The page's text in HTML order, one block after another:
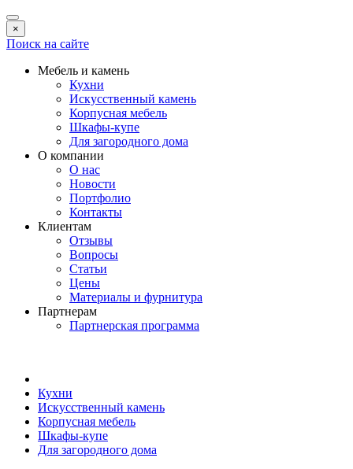
×
Поиск на сайте
Мебель и камень
Кухни
Искусственный камень
Корпусная мебель
Шкафы-купе
Для загородного дома
О компании
О нас
Новости
Портфолио
Контакты
Клиентам
Отзывы
Вопросы
Статьи
Цены
Материалы и фурнитура
Партнерам
Партнерская программа
Кухни
Искусственный камень
Корпусная мебель
Шкафы-купе
Для загородного дома